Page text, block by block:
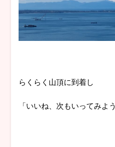
らくらく山頂に到着し
「いいね、次もいってみよう